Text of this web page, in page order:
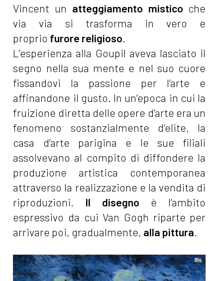
Vincent un atteggiamento mistico che
via via si trasforma in vero e
proprio furore religioso
L’esperienza alla Goupil aveva lasciato il
segno nella sua mente e nel suo cuore
fissandovi la passione per l’arte e
affinandone il gusto. In un’epoca in cui la
fruizione diretta delle opere d’arte era un
fenomeno sostanzialmente d’elite, la
casa d’arte parigina e le sue filiali
assolvevano al compito di diffondere la
produzione artistica contemporanea
attraverso la realizzazione e la vendita di
riproduzioni.
Il disegno è l’ambito
espressivo da cui Van Gogh riparte per
arrivare poi, gradualmente, alla pittura